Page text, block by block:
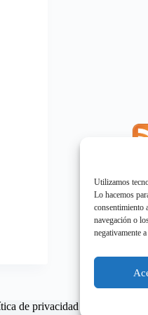
Utilizamos
Lo hacemos
consentimiento
navegación o
negativamente
de privacidad Política de